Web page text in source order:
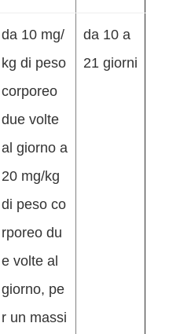
da 10 mg/
kg di peso
corporeo
due volte
al giorno a
20 mg/kg
di peso co
rporeo du
e volte al
giorno, pe
r un massi
da 10 a
21 giorni